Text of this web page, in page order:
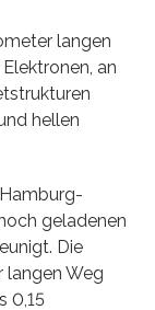
langen
an
hellen
geladenen
Die
langen Weg
0,15